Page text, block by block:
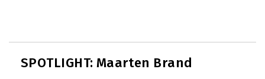
SPOTLIGHT: Maarten Brand